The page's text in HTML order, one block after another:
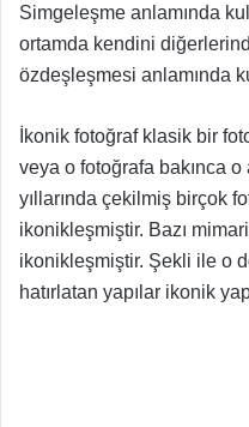
Simgeleşme anlamında
ortamda kendini
özdeşleşmesi anlamında
İkonik fotoğraf klasik bir
veya o fotoğrafa bakınca o
yıllarında çekilmiş birçok
ikonikleşmiştir. Bazı
ikonikleşmiştir. Şekli ile o
hatırlatan yapılar ikonik